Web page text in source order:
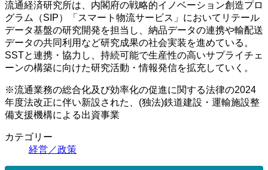
流通経済研究所は、内閣府の戦略的イノベーション創造プロ
グラム（SIP）「スマート物流サービス」においてリテール
データ基盤の研究開発を担当し、納品データの連携や輸配送
データの共同利用など研究成果の社会実装を進めている。
SSTと連携・協力し、持続可能で生産性の高いサプライチェ
ーンの構築に向けた研究活動・情報発信を拡充していく。
※流通業務の総合化及び効率化の促進に関する法律の2024
年度法改正に伴い新設された、(独法)鉄道建設・運輸施設整
備支援機構による出資事業
カテゴリー
経営／政策